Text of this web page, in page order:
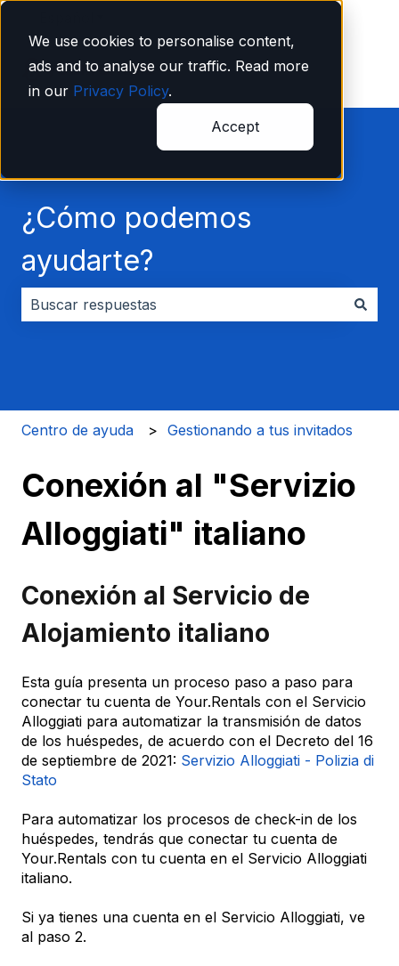
We use cookies to personalise content,
ads and to analyse our traffic. Read more
in our Privacy Policy.
Accept
¿Cómo podemos
ayudarte?
Centro de ayuda Gestionando a tus invitados
Conexión al "Servizio
Alloggiati" italiano
Conexión al Servicio de
Alojamiento italiano
Esta guía presenta un proceso paso a paso para
conectar tu cuenta de Your.Rentals con el Servicio
Alloggiati para automatizar la transmisión de datos
de los huéspedes, de acuerdo con el Decreto del 16
de septiembre de 2021: Servizio Alloggiati - Polizia di
Stato
Para automatizar los procesos de check-in de los
huéspedes, tendrás que conectar tu cuenta de
Your.Rentals con tu cuenta en el Servicio Alloggiati
italiano.
Si ya tienes una cuenta en el Servicio Alloggiati, ve
al paso 2.